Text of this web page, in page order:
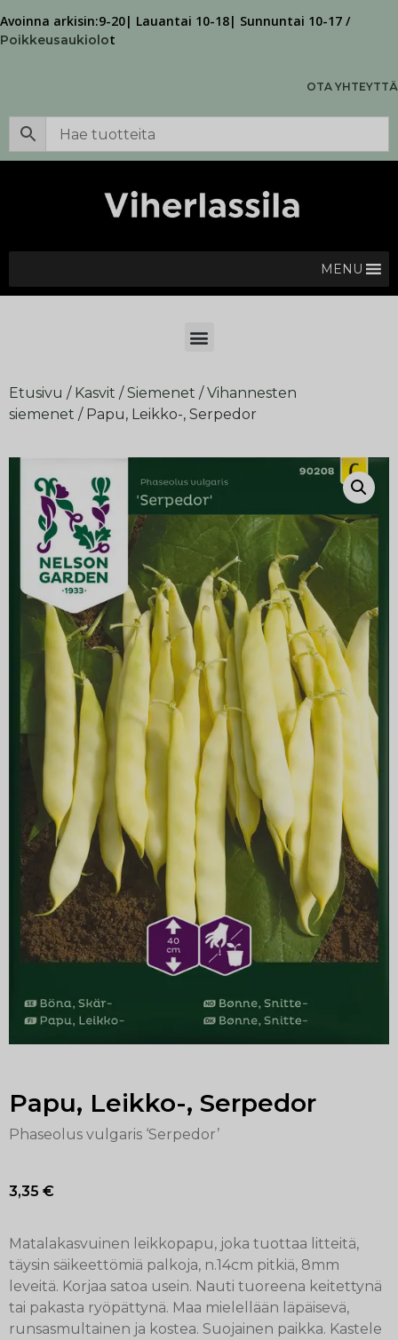
Avoinna arkisin:9-20| Lauantai 10-18| Sunnuntai 10-17 /
Poikkeusaukiolot
OTA YHTEYTTÄ
MENU
Etusivu / Kasvit /Siemenet /Vihannesten
siemenet / Papu, Leikko-, Serpedor
Papu, Leikko-, Serpedor
Phaseolus vulgaris ‘Serpedor’
3,35 €
Matalakasvuinen leikkopapu, joka tuottaa litteitä,
täysin säikeettömiä palkoja, n.14cm pitkiä, 8mm
leveitä. Korjaa satoa usein. Nauti tuoreena keitettynä
tai pakasta ryöpättynä. Maa mielellään läpäisevä,
runsasmultainen ja kostea. Suojainen paikka. Kastele